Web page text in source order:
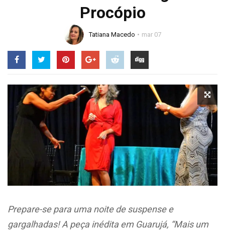
Procópio
Tatiana Macedo mar 07
Prepare-se para uma noite de suspense e
gargalhadas! A peça inédita em Guarujá, “Mais um